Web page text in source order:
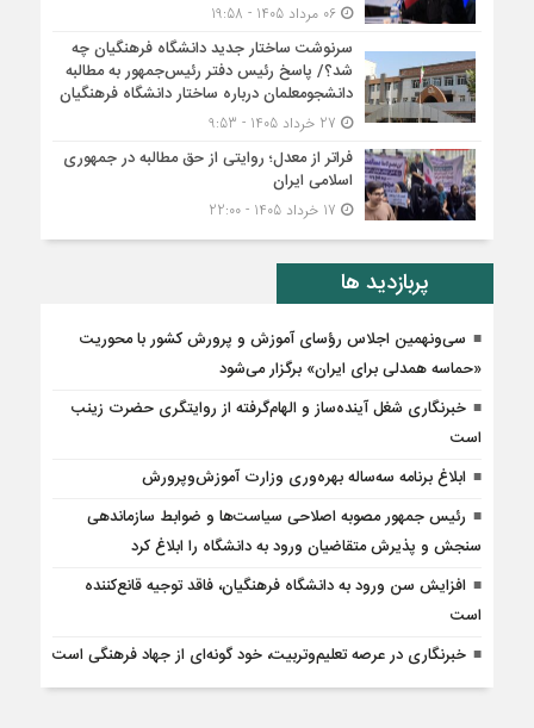
06 مرداد 1405 - 19:58
سرنوشت ساختار جدید دانشگاه فرهنگیان چه
شد؟/ پاسخ رئیس دفتر رئیس‌جمهور به مطالبه
دانشجومعلمان درباره ساختار دانشگاه فرهنگیان
فراتر از معدل؛ روایتی از حق مطالبه در جمهوری
اسلامی ایران
پربازدید ها
سی‌ونهمین اجلاس رؤسای آموزش و پرورش کشور با محوریت
«حماسه همدلی برای ایران» برگزار می‌شود
خبرنگاری شغل آینده‌ساز و الهام‌گرفته از روایتگری حضرت زینب
است
ابلاغ برنامه سه‌ساله بهره‌وری وزارت آموزش‌وپرورش
رئیس جمهور مصوبه اصلاحی سیاست‌ها و ضوابط سازماندهی
سنجش و پذیرش متقاضیان ورود به دانشگاه را ابلاغ کرد
افزایش سن ورود به دانشگاه فرهنگیان، فاقد توجیه قانع‌کننده
است
خبرنگاری در عرصه تعلیم‌وتربیت، خود گونه‌ای از جهاد فرهنگی است